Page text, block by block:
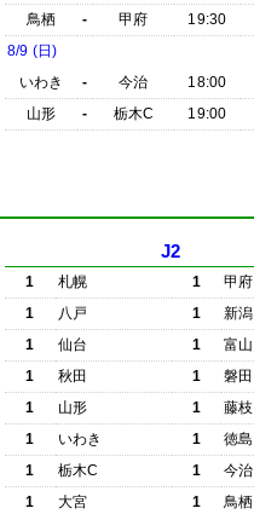
鳥栖
- 甲府 19:30
8/9 (日)
いわき
- 今治 18:00
山形
- 栃木C 19:00
J2
1 札幌 1
甲府
1
八戸 1
新潟
1
仙台 1
富山
1
秋田 1
磐田
1
山形 1
藤枝
1
いわき 1
徳島
1
栃木C 1
今治
1
大宮 1
鳥栖